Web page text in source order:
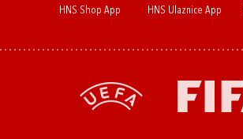
HNS Shop App HNS Ulaznice App